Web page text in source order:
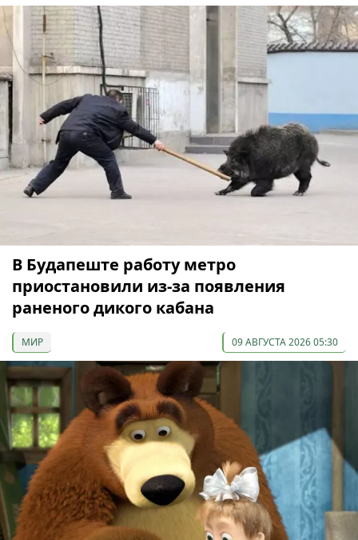
В Будапеште работу метро
приостановили из-за появления
раненого дикого кабана
МИР 09 АВГУСТА 2026 05:30